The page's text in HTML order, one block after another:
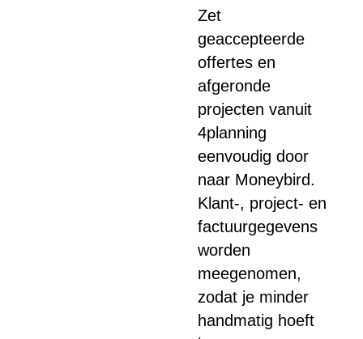
Zet
geaccepteerde
offertes en
afgeronde
projecten vanuit
4planning
eenvoudig door
naar Moneybird.
Klant-, project- en
factuurgegevens
worden
meegenomen,
zodat je minder
handmatig hoeft